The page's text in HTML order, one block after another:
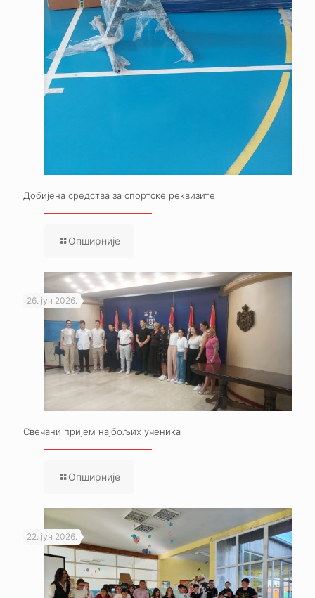
Добијена средства за спортске реквизите
Опширније
26. јун 2026.
Свечани пријем најбољих ученика
Опширније
22. јун 2026.